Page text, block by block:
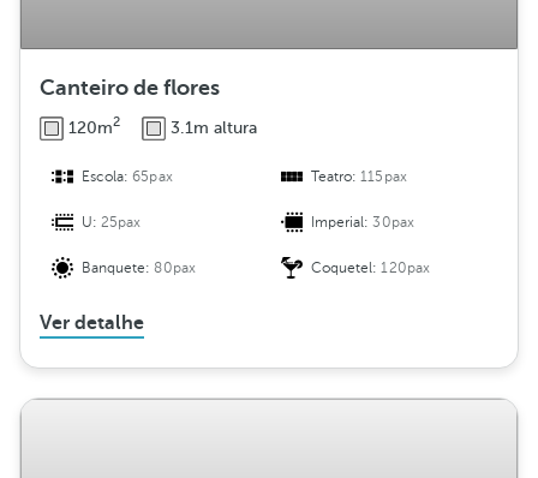
Canteiro de flores
120m2 3.1m altura
Escola:65pax Teatro:115pax
U:25pax Imperial:30pax
Banquete:80pax Coquetel:120pax
Ver detalhe